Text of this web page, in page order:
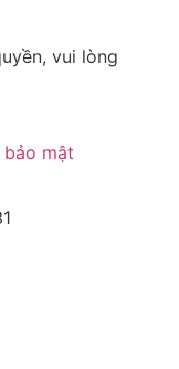
vui lòng
bảo mật